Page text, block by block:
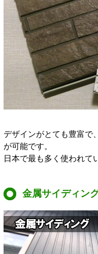
デザインがとても豊富で
が可能です。
日本で最も多く使われて
金属サイディン